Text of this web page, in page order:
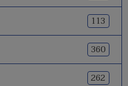
113
360
262